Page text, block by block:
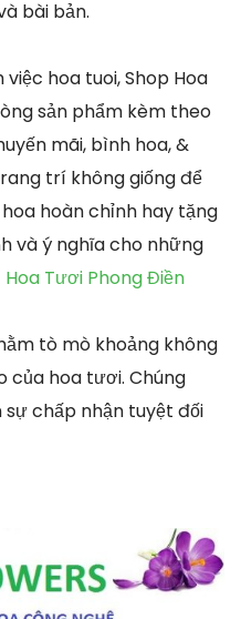
bài bản.
hoa tuoi, Shop Hoa
sản phẩm kèm theo
mãi, bình hoa, &
trí không giống để
hoàn chỉnh hay tặng
và ý nghĩa cho những
Hoa Tươi Phong Điền
tò mò khoảng không
của hoa tươi. Chúng
chấp nhận tuyệt đối